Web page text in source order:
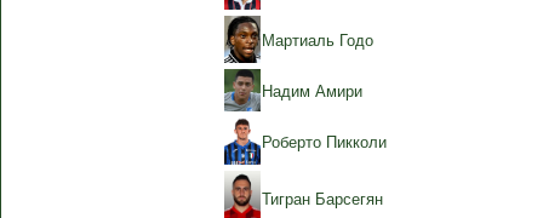
Мартиаль Годо
Надим Амири
Роберто Пикколи
Тигран Барсегян